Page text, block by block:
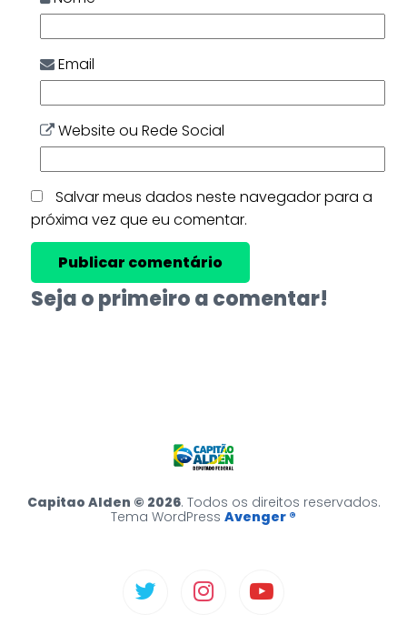
Email
Website ou Rede Social
Salvar meus dados neste navegador para a
próxima vez que eu comentar.
Seja o primeiro a comentar!
Capitao Alden © 2026. Todos os direitos reservados.
Tema WordPress Avenger ®